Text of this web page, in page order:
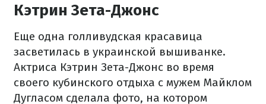
Кэтрин Зета-Джонс
Еще одна голливудская красавица
засветилась в украинской вышиванке.
Актриса Кэтрин Зета-Джонс во время
своего кубинского отдыха с мужем Майклом
Дугласом сделала фото, на котором